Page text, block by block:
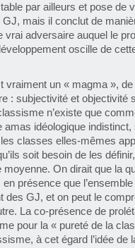
par ailleurs et pose de
mais il conclut de
vrai adversaire auquel le
oscille de
vraiment un « magma »,
: subjectivité et objectivité
n’existe que
idéologique
classes elles-mêmes
soit besoin de les
On dirait que la
présence que
des GJ, et on peut le
La co-présence de
pour la « pureté de la
à cet égard l’idée de